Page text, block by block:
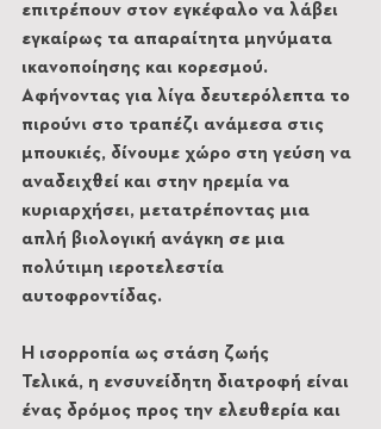
επιτρέπουν στον εγκέφαλο να λάβει
εγκαίρως τα απαραίτητα μηνύματα
ικανοποίησης και κορεσμού.
Αφήνοντας για λίγα δευτερόλεπτα το
πιρούνι στο τραπέζι ανάμεσα στις
μπουκιές, δίνουμε χώρο στη γεύση να
αναδειχθεί και στην ηρεμία να
κυριαρχήσει, μετατρέποντας μια
απλή βιολογική ανάγκη σε μια
πολύτιμη ιεροτελεστία
αυτοφροντίδας.
Η ισορροπία ως στάση ζωής
Τελικά, η ενσυνείδητη διατροφή είναι
ένας δρόμος προς την ελευθερία και